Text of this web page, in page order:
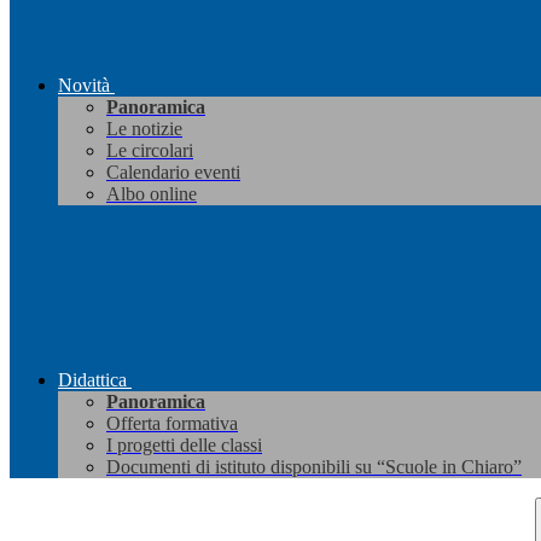
Novità
Panoramica
Le notizie
Le circolari
Calendario eventi
Albo online
Didattica
Panoramica
Offerta formativa
I progetti delle classi
Documenti di istituto disponibili su “Scuole in Chiaro”